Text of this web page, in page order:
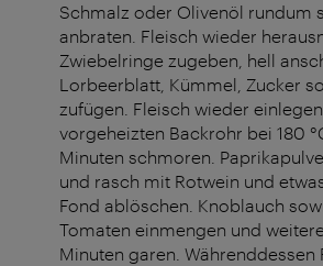
Schmalz oder Olivenöl rundum
anbraten. Fleisch wieder
Zwiebelringe zugeben, hell
Lorbeerblatt, Kümmel, Zucker
zufügen. Fleisch wieder
vorgeheizten Backrohr bei 180
Minuten schmoren.
und rasch mit Rotwein und
Fond ablöschen. Knoblauch
Tomaten einmengen und
Minuten garen. Währenddessen